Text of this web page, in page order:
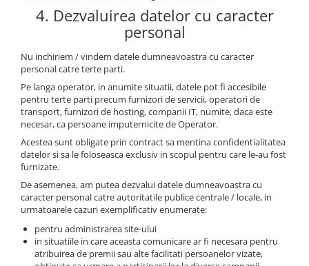
4. Dezvaluirea datelor cu caracter
personal
Nu inchiriem / vindem datele dumneavoastra cu caracter
personal catre terte parti.
Pe langa operator, in anumite situatii, datele pot fi accesibile
pentru terte parti precum furnizori de servicii, operatori de
transport, furnizori de hosting, companii IT, numite, daca este
necesar, ca persoane imputernicite de Operator.
Acestea sunt obligate prin contract sa mentina confidentialitatea
datelor si sa le foloseasca exclusiv in scopul pentru care le-au fost
furnizate.
De asemenea, am putea dezvalui datele dumneavoastra cu
caracter personal catre autoritatile publice centrale / locale, in
urmatoarele cazuri exemplificativ enumerate:
pentru administrarea site-ului
in situatiile in care aceasta comunicare ar fi necesara pentru
atribuirea de premii sau alte facilitati persoanelor vizate,